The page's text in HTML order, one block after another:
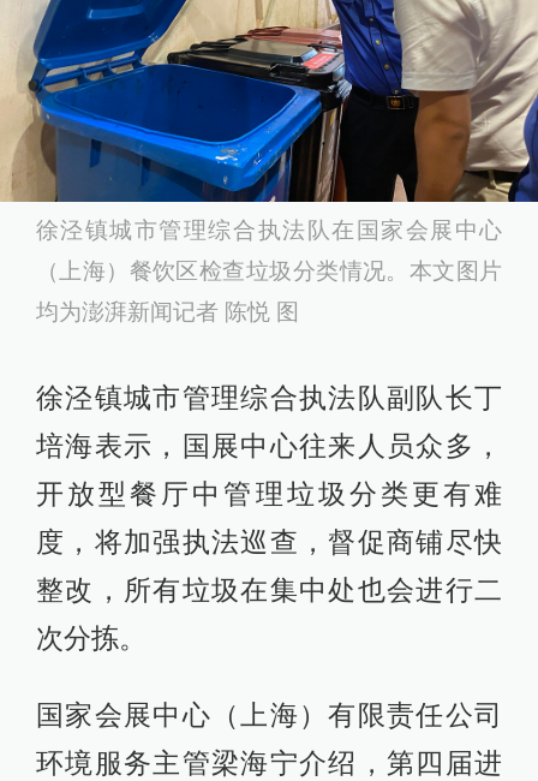
徐泾镇城市管理综合执法队在国家会展中心
（上海）餐饮区检查垃圾分类情况。本文图片
均为澎湃新闻记者 陈悦 图
徐泾镇城市管理综合执法队副队长丁
培海表示，国展中心往来人员众多，
开放型餐厅中管理垃圾分类更有难
度，将加强执法巡查，督促商铺尽快
整改，所有垃圾在集中处也会进行二
次分拣。
国家会展中心（上海）有限责任公司
环境服务主管梁海宁介绍，第四届进